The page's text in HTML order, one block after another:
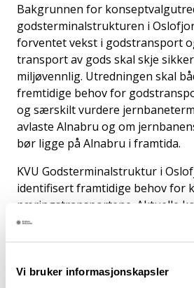
Vi bruker informasjonskapsler
Bakgrunnen for
godsterminalstrukturen i
forventet vekst i godstransport
transport av gods skal skje
miljøvennlig. Utredningen skal
fremtidige behov for
og særskilt vurdere
avlaste Alnabru og om
bør ligge på Alnabru i framtida.
KVU Godsterminalstruktur i
identifisert framtidige behov for
næringstransportene. Aktuelle
for et sikkert, miljøvennlig og
effektivt system for
terminalstrukturer og